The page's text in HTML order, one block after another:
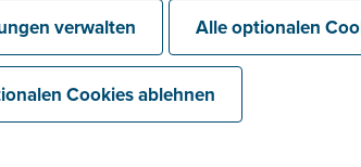
Umfeld.
verwalten Alle optionalen
Cookies ablehnen